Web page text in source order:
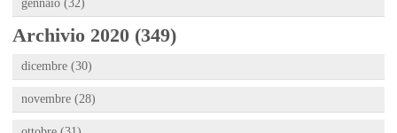
gennaio (32)
Archivio 2020 (349)
dicembre (30)
novembre (28)